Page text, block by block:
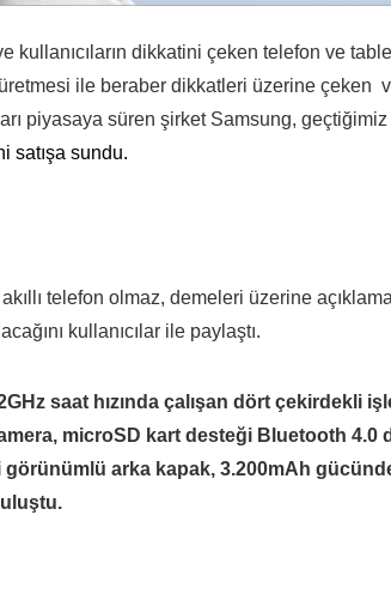
kullanıcıların dikkatini çeken telefon ve
ile beraber dikkatleri üzerine çeken
piyasaya süren şirket Samsung,
satışa sundu.
telefon olmaz, demeleri üzerine
kullanıcılar ile paylaştı.
saat hızında çalışan dört çekirdekli
microSD kart desteği Bluetooth 4.0
arka kapak, 3.200mAh